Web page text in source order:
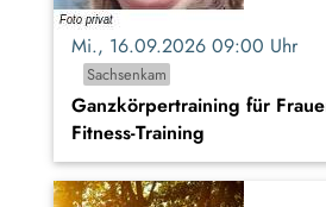
Mi., 16.09.2026 09:00 Uhr
Sachsenkam
Ganzkörpertraining für
Fitness-Training